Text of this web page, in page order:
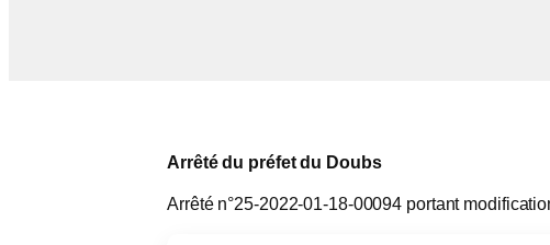
Arrêté du préfet du Doubs
Arrêté n°25-2022-01-18-00094 portant